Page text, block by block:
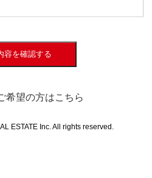
容を確認する
希望の方はこちら
ESTATE Inc. All rights reserved.